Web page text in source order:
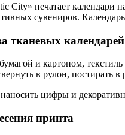
City» печатает календари
сувениров.
тканевых календарей
и картоном,
в рулон, постирать
наносить цифры и
принта